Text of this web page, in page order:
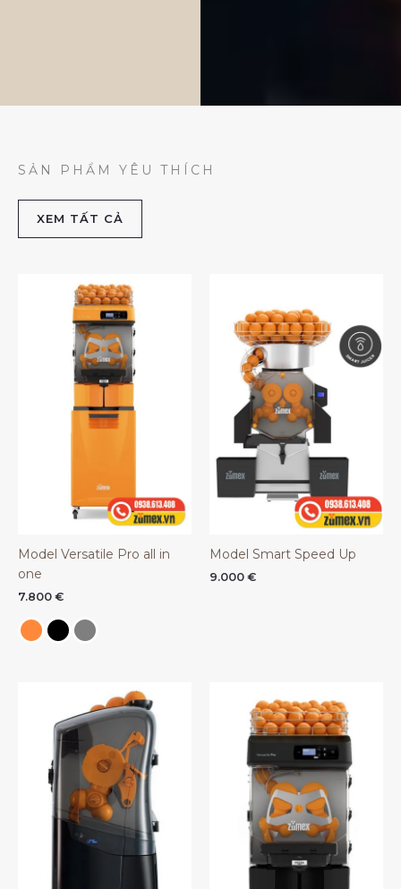
SẢN PHẨM YÊU THÍCH
XEM TẤT CẢ
Model Versatile Pro all in
one
7.800 €
Model Smart Speed Up
9.000 €